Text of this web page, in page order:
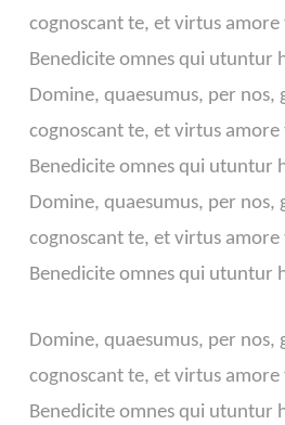
cognoscant te, et virtus amore
Benedicite omnes qui utuntur
Domine, quaesumus, per nos,
cognoscant te, et virtus amore
Benedicite omnes qui utuntur
Domine, quaesumus, per nos,
cognoscant te, et virtus amore
Benedicite omnes qui utuntur
Domine, quaesumus, per nos,
cognoscant te, et virtus amore
Benedicite omnes qui utuntur